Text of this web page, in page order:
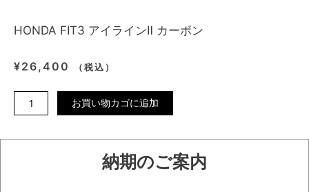
HONDA FIT3 アイラインⅡ カーボン
¥26,400 （税込）
HONDA
FIT3
お買い物カゴに追加
納期のご案内